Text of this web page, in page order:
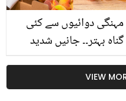
مہنگی دوائیوں سے کئی
گناہ بہتر۔۔ جانیں شدید
کیوں کھانا چاہیے؟
VIEW